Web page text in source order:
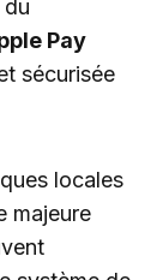
Pay
sécurisée
locales
majeure